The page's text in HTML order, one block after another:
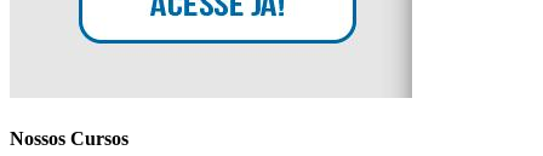
Nossos Cursos